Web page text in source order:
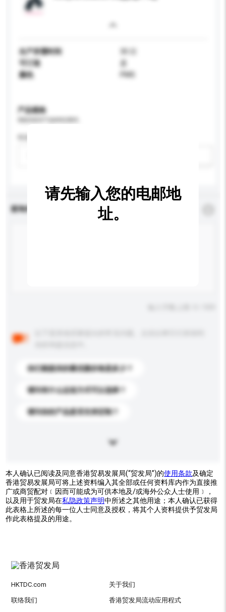
生产所需时间
30 日
可订造
是
颜色
PMS
产品规格
查询内容
你们能提供的最优惠价格是多少？
请问有什么运送方式可以选择？
请问你的产品是否支持定制？
请先输入您的电邮地
址。
本人确认已阅读及同意香港贸易发展局(“贸发局”)的使用条款及确定
香港贸易发展局可将上述资料编入其全部或任何资料库内作为直接推
广或商贸配对﹝因而可能成为可供本地及/或海外公众人士使用﹞，
以及用于贸发局在私隐政策声明中所述之其他用途；本人确认已获得
此表格上所述的每一位人士同意及授权，将其个人资料提供予贸发局
作此表格提及的用途。
HKTDC.com 关于我们
联络我们 香港贸发局流动应用程式